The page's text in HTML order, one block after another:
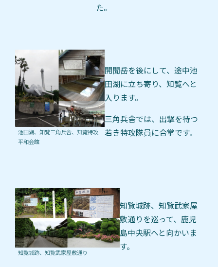
た。
池田湖、知覧三角兵舎、知覧特攻
平和会館
開聞岳を後にして、途中池
田湖に立ち寄り、知覧へと
入ります。
三角兵舎では、出撃を待つ
若き特攻隊員に合掌です。
知覧城跡、知覧武家屋敷通り
知覧城跡、知覧武家屋
敷通りを巡って、鹿児
島中央駅へと向かいま
す。